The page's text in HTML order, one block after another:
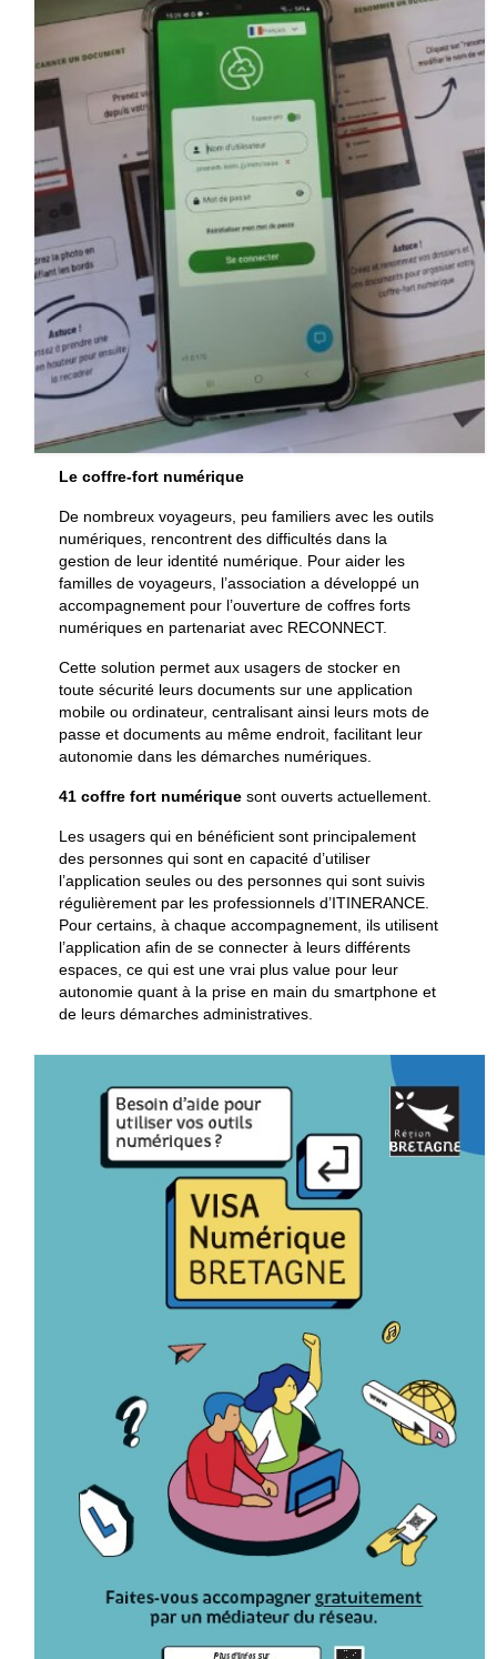
Le coffre-fort numérique
De nombreux voyageurs, peu familiers avec les outils
numériques, rencontrent des difficultés dans la
gestion de leur identité numérique. Pour aider les
familles de voyageurs, l’association a développé un
accompagnement pour l’ouverture de coffres forts
numériques en partenariat avec RECONNECT.
Cette solution permet aux usagers de stocker en
toute sécurité leurs documents sur une application
mobile ou ordinateur, centralisant ainsi leurs mots de
passe et documents au même endroit, facilitant leur
autonomie dans les démarches numériques.
41 coffre fort numérique sont ouverts actuellement.
Les usagers qui en bénéficient sont principalement
des personnes qui sont en capacité d’utiliser
l’application seules ou des personnes qui sont suivis
régulièrement par les professionnels d’ITINERANCE.
Pour certains, à chaque accompagnement, ils utilisent
l’application afin de se connecter à leurs différents
espaces, ce qui est une vrai plus value pour leur
autonomie quant à la prise en main du smartphone et
de leurs démarches administratives.